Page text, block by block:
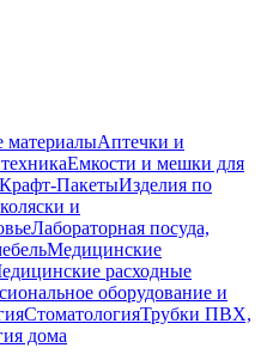
материалыАптечки и
Емкости и мешки для
ПакетыИзделия по
и
Лабораторная посуда,
Медицинские
расходные
оборудование и
СтоматологияТрубки ПВХ,
дома